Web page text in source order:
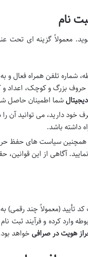
معمولاً گزینه ای تحت
شماره تلفن همراه فعال و
حروف بزرگ و کوچک، اعداد
شما اطمینان حاصل
خود دارید، می توانید آن
داشته باشد.
و همچنین سیاست های حفظ
آگاهی از این قوانین،
تأیید (معمولاً چند رقمی)
کرده و فرآیند ثبت نام
هویت در صرافیخواهد